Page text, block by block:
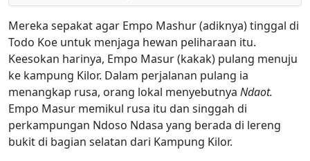
Mereka sepakat agar Empo Mashur (adiknya) tinggal di
Todo Koe untuk menjaga hewan peliharaan itu.
Keesokan harinya, Empo Masur (kakak) pulang menuju
ke kampung Kilor. Dalam perjalanan pulang ia
menangkap rusa, orang lokal menyebutnya Ndaot.
Empo Masur memikul rusa itu dan singgah di
perkampungan Ndoso Ndasa yang berada di lereng
bukit di bagian selatan dari Kampung Kilor.